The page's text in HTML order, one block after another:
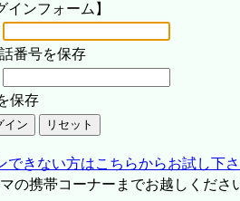
インフォーム】
番号を保存
保存
できない方はこちらからお試し下
の携帯コーナーまでお越しくださ